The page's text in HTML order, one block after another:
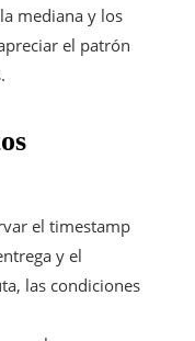
la mediana y los
el patrón
el timestamp
y el
las condiciones